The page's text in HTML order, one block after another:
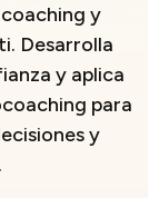
y
Desarrolla
y aplica
para
y